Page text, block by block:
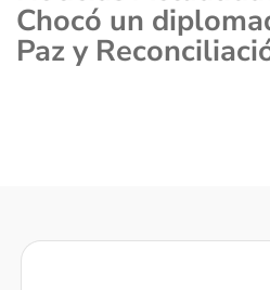
Chocó un
Paz y